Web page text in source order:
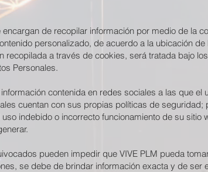
de recopilar información por medio de la
personalizado, de acuerdo a la ubicación
recopilada a través de cookies, será tratada bajo
Personales.
contenida en redes sociales a las que
cuentan con sus propias políticas de
indebido o incorrecto funcionamiento de su sitio
pueden impedir que VIVE PLM pueda
se debe de brindar información exacta y de ser